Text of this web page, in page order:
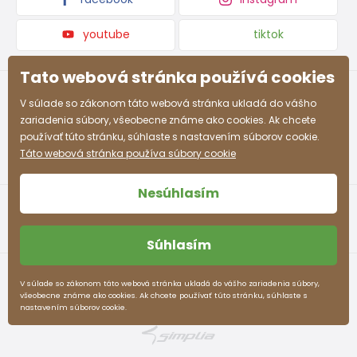
rokov
60 - 62
9-10
rokov
134 - 140 69 - 72 62 - 63 74 - 77
10-11
rokov
140 - 146 72 - 75 63 - 64 77 -80
12-13
rokov
152 - 158 78 - 82 65 - 66
Približná tabuľka veľkostí pre chlapca
Veľkosť (cm) Výška (cm) Prsia (cm) Pás (cm)
3-4 rokov 98 - 104 55 - 57 53 - 54
4-5 rokov 104 - 110 57 - 59 54 - 55
youtube tiktok
pidilidi.sk © 2026. WebdesignLitvanyi.sk.
Tato webová stránka používá cookies
V súlade so zákonom táto webová stránka ukladá do vášho
zariadenia súbory, všeobecne známe ako cookies. Ak chcete
používať túto stránku, súhlaste s nastavením súborov cookie.
Táto webová stránka používa súbory cookie
Nesúhlasím
Súhlasím
V súlade so zákonom táto webová stránka ukladá do vášho zariadenia súbory,
všeobecne známe ako cookies. Ak chcete používať túto stránku, súhlaste s
nastavením súborov cookie.